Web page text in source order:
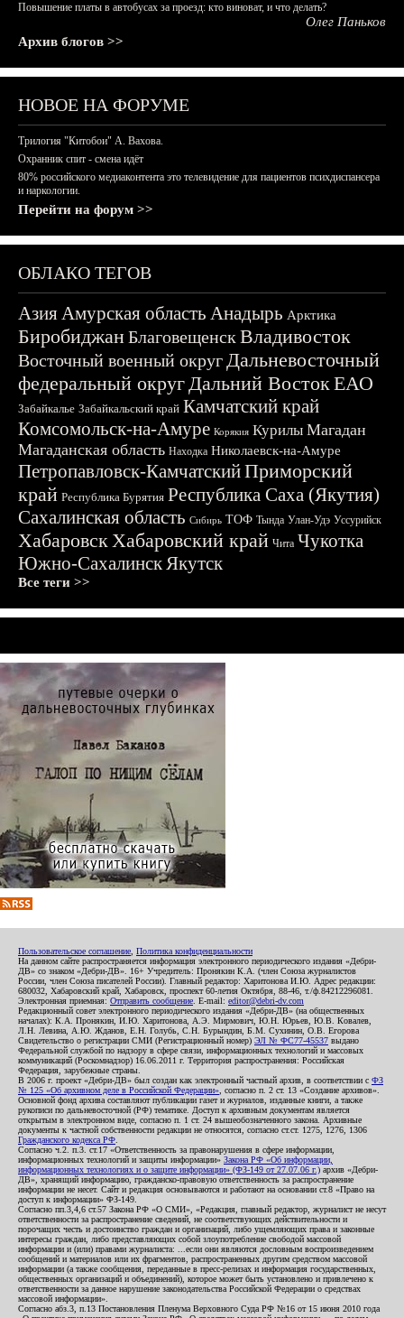
Повышение платы в автобусах за проезд: кто виноват, и что делать?
Олег Паньков
Архив блогов >>
НОВОЕ НА ФОРУМЕ
Трилогия "Китобои" А. Вахова.
Охранник спит - смена идёт
80% российского медиаконтента это телевидение для пациентов психдиспансера
и наркологии.
Перейти на форум >>
ОБЛАКО ТЕГОВ
АзияАмурская область Анадырь Арктика
БиробиджанБлаговещенскВладивосток
Восточный военный округДальневосточный
федеральный округДальний ВостокЕАО
Забайкалье Забайкальский край Камчатский край
Комсомольск-на-Амуре Корякия Курилы Магадан
Магаданская область Находка Николаевск-на-Амуре
Петропавловск-КамчатскийПриморский
край Республика Бурятия Республика Саха (Якутия)
Сахалинская область Сибирь ТОФ Тында Улан-Удэ Уссурийск
ХабаровскХабаровский край Чита Чукотка
Южно-СахалинскЯкутск
Все теги >>
Пользовательское соглашение Политика конфиденциальности
На данном сайте распространяется информация электронного периодического издания «Дебри-
ДВ» со знаком «Дебри-ДВ». 16+ Учредитель: Пронякин К.А. (член Союза журналистов
России, член Союза писателей России). Главный редактор: Харитонова И.Ю. Адрес редакции:
680032, Хабаровский край, Хабаровск, проспект 60-летия Октября, 88-46, т./ф.84212296081.
Электронная приемная: Отправить сообщение . E-mail: editor@debri-dv.com
Редакционный совет электронного периодического издания «Дебри-ДВ» (на общественных
началах): К.А. Пронякин, И.Ю. Харитонова, А.Э. Мирмович, Ю.Н. Юрьев, Ю.В. Ковалев,
Л.Н. Левина, А.Ю. Жданов, Е.Н. Голубь, С.Н. Бурындин, Б.М. Сухинин, О.В. Егорова
Свидетельство о регистрации СМИ (Регистрационный номер) ЭЛ № ФС77-45537 выдано
Федеральной службой по надзору в сфере связи, информационных технологий и массовых
коммуникаций (Роскомнадзор) 16.06.2011 г. Территория распространения: Российская
Федерация, зарубежные страны.
В 2006 г. проект «Дебри-ДВ» был создан как электронный частный архив, в соответствии с ФЗ
№ 125 «Об архивном деле в Российской Федерации» , согласно п. 2 ст. 13 «Создание архивов».
Основной фонд архива составляют публикации газет и журналов, изданные книги, а также
рукописи по дальневосточной (РФ) тематике. Доступ к архивным документам является
открытым в электронном виде, согласно п. 1 ст. 24 вышеобозначенного закона. Архивные
документы к частной собственности редакции не относятся, согласно ст.ст. 1275, 1276, 1306
Гражданского кодекса РФ
Согласно ч.2. п.3. ст.17 «Ответственность за правонарушения в сфере информации,
информационных технологий и защиты информации» Закона РФ «Об информации,
информационных технологиях и о защите информации» (ФЗ-149 от 27.07.06 г.) архив «Дебри-
ДВ», хранящий информацию, гражданско-правовую ответственность за распространение
информации не несет. Сайт и редакция основываются и работают на основании ст.8 «Право на
доступ к информации» ФЗ-149.
Согласно пп.3,4,6 ст.57 Закона РФ «О СМИ», «Редакция, главный редактор, журналист не несут
ответственности за распространение сведений, не соответствующих действительности и
порочащих честь и достоинство граждан и организаций, либо ущемляющих права и законные
интересы граждан, либо представляющих собой злоупотребление свободой массовой
информации и (или) правами журналиста: ...если они являются дословным воспроизведением
сообщений и материалов или их фрагментов, распространенных другим средством массовой
информации (а также сообщения, переданные в пресс-релизах и информация государственных,
общественных организаций и объединений), которое может быть установлено и привлечено к
ответственности за данное нарушение законодательства Российской Федерации о средствах
массовой информации».
Согласно абз.3, п.13 Постановления Пленума Верховного Суда РФ №16 от 15 июня 2010 года